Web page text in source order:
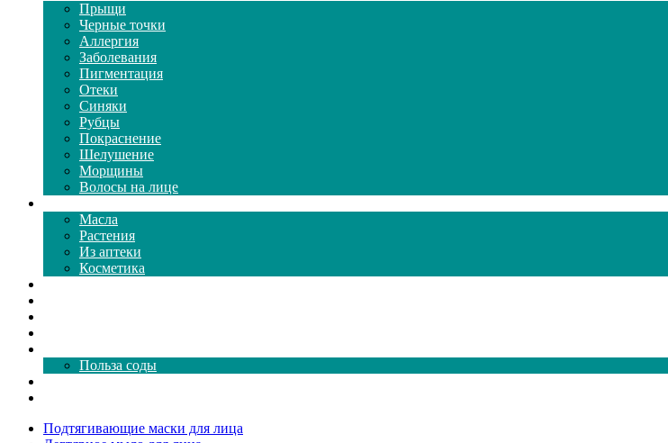
Прыщи
Черные точки
Аллергия
Заболевания
Пигментация
Отеки
Синяки
Рубцы
Покраснение
Шелушение
Морщины
Волосы на лице
Масла
Растения
Из аптеки
Косметика
Польза соды
Подтягивающие маски для лица